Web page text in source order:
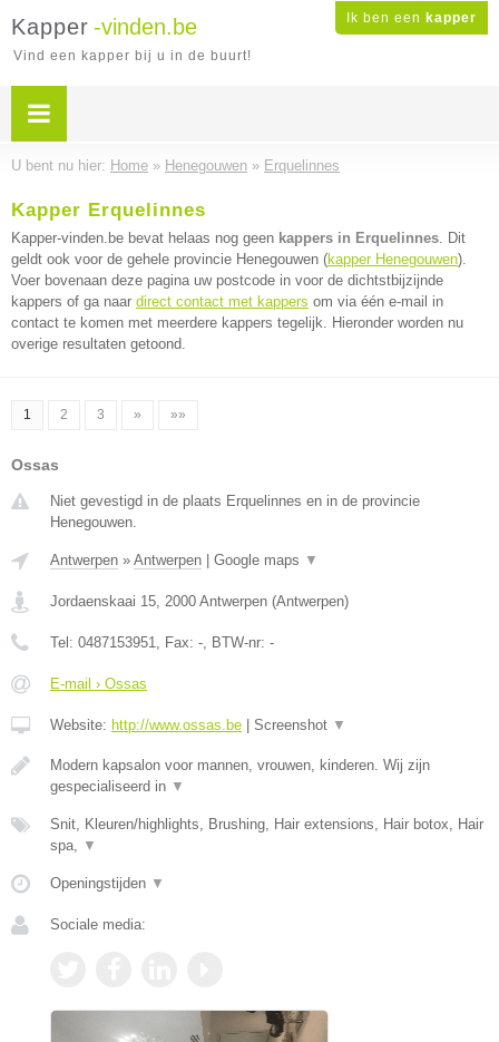
Ik ben een kapper
Kapper -vinden.be
Vind een kapper bij u in de buurt!
U bent nu hier: Home » Henegouwen » Erquelinnes
Kapper Erquelinnes
Kapper-vinden.be bevat helaas nog geen kappers in Erquelinnes. Dit
geldt ook voor de gehele provincie Henegouwen (kapper Henegouwen).
Voer bovenaan deze pagina uw postcode in voor de dichtstbijzijnde
kappers of ga naar direct contact met kappers om via één e-mail in
contact te komen met meerdere kappers tegelijk. Hieronder worden nu
overige resultaten getoond.
1 2 3 » »»
Ossas
Niet gevestigd in de plaats Erquelinnes en in de provincie
Henegouwen.
Antwerpen » Antwerpen Google maps ▼
Jordaenskaai 15, 2000 Antwerpen (Antwerpen)
Tel: 0487153951, Fax: -, BTW-nr: -
E-mail › Ossas
Website: http://www.ossas.be Screenshot ▼
Modern kapsalon voor mannen, vrouwen, kinderen. Wij zijn
gespecialiseerd in ▼
Snit, Kleuren/highlights, Brushing, Hair extensions, Hair botox, Hair
spa, ▼
Openingstijden ▼
Sociale media: